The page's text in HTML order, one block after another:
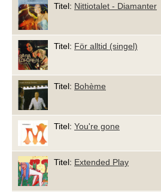
Titel: Nittiotalet - Diamanter
Titel: För alltid (singel)
Titel: Bohème
Titel: You're gone
Titel: Extended Play